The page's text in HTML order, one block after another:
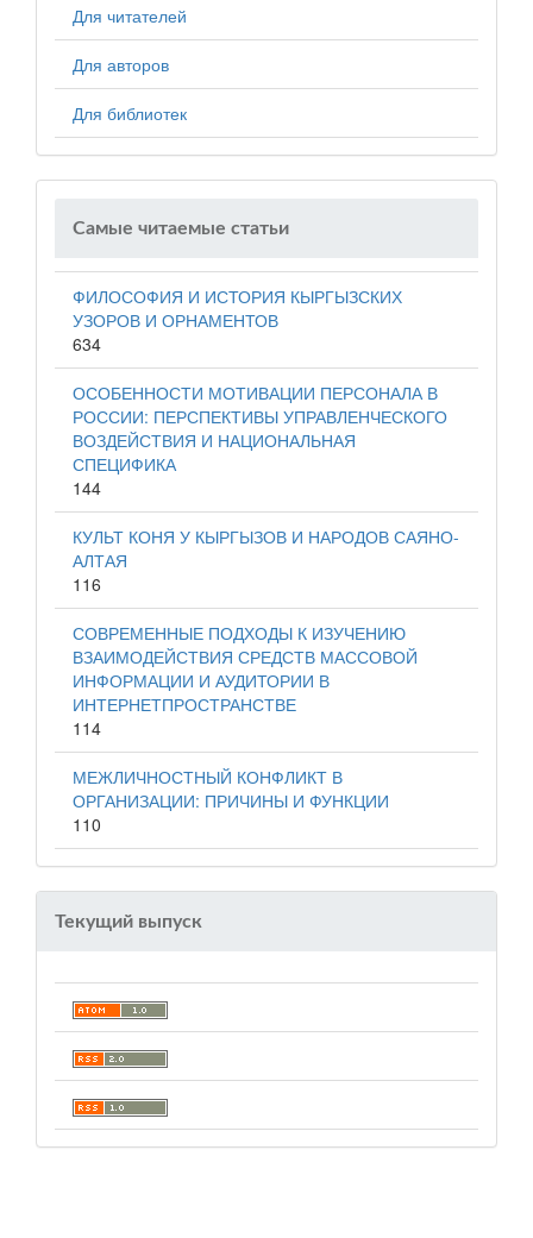
Для читателей
Для авторов
Для библиотек
Самые читаемые статьи
ФИЛОСОФИЯ И ИСТОРИЯ КЫРГЫЗСКИХ
УЗОРОВ И ОРНАМЕНТОВ
634
ОСОБЕННОСТИ МОТИВАЦИИ ПЕРСОНАЛА В
РОССИИ: ПЕРСПЕКТИВЫ УПРАВЛЕНЧЕСКОГО
ВОЗДЕЙСТВИЯ И НАЦИОНАЛЬНАЯ
СПЕЦИФИКА
144
КУЛЬТ КОНЯ У КЫРГЫЗОВ И НАРОДОВ САЯНО-
АЛТАЯ
116
СОВРЕМЕННЫЕ ПОДХОДЫ К ИЗУЧЕНИЮ
ВЗАИМОДЕЙСТВИЯ СРЕДСТВ МАССОВОЙ
ИНФОРМАЦИИ И АУДИТОРИИ В
ИНТЕРНЕТПРОСТРАНСТВЕ
114
МЕЖЛИЧНОСТНЫЙ КОНФЛИКТ В
ОРГАНИЗАЦИИ: ПРИЧИНЫ И ФУНКЦИИ
110
Текущий выпуск